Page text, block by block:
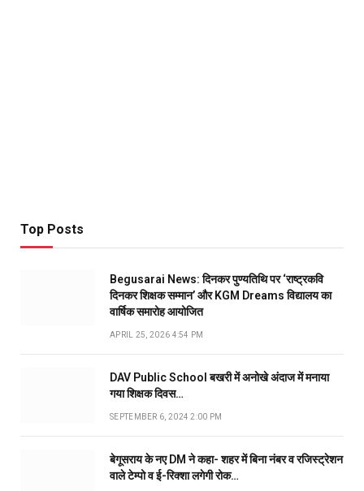
Top Posts
Begusarai News: दिनकर पुण्यतिथि पर ‘राष्ट्रकवि
दिनकर शिक्षक सम्मान’ और KGM Dreams विद्यालय का
वार्षिक समारोह आयोजित
APRIL 25, 2026 4:54 PM
DAV Public School बखरी में अनोखे अंदाज में मनाया
गया शिक्षक दिवस…
SEPTEMBER 6, 2024 2:00 PM
बेगूसराय के नए DM ने कहा- शहर में बिना नंबर व रजिस्ट्रेशन
वाले टेम्पो व ई-रिक्शा लगेगी रोक…